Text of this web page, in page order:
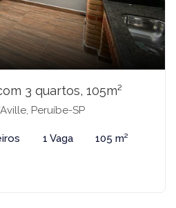
3 quartos, 105m²
Peruíbe-SP
1 Vaga 105 m²